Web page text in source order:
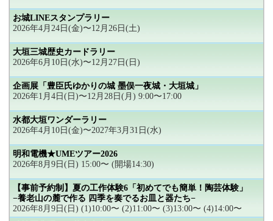
お城LINEスタンプラリー
2026年4月24日(金)〜12月26日(土)
大垣三城歴史カードラリー
2026年6月10日(水)〜12月27日(日)
企画展「豊臣氏ゆかりの城 墨俣一夜城・大垣城」
2026年1月4日(日)〜12月28日(月) 9:00〜17:00
水都大垣ワンダーラリー
2026年4月10日(金)〜2027年3月31日(水)
明和電機★UMEツアー2026
2026年8月9日(日) 15:00〜 (開場14:30)
【事前予約制】夏の工作体験6「初めてでも簡単！陶芸体験」
−養老山の麓で作る 四季を奏でるお皿と器たち−
2026年8月9日(日) (1)10:00〜 (2)11:00〜 (3)13:00〜 (4)14:00〜